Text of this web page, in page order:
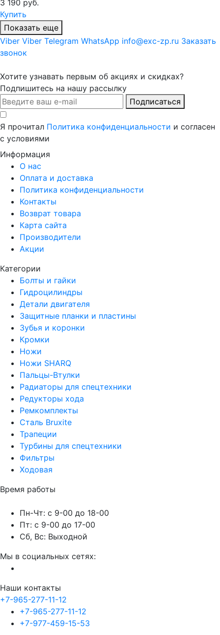
3 190 руб.
Купить
Показать еще
Viber Viber Telegram WhatsApp info@exc-zp.ru Заказать
звонок
Хотите узнавать первым об акциях и скидках?
Подпишитесь на нашу рассылку
Подписаться
Я прочитал Политика конфиденциальности и согласен
с условиями
Информация
О нас
Оплата и доставка
Политика конфиденциальности
Контакты
Возврат товара
Карта сайта
Производители
Акции
Категории
Болты и гайки
Гидроцилиндры
Детали двигателя
Защитные планки и пластины
Зубья и коронки
Кромки
Ножи
Ножи SHARQ
Пальцы-Втулки
Радиаторы для спецтехники
Редукторы хода
Ремкомплекты
Сталь Bruxite
Трапеции
Турбины для спецтехники
Фильтры
Ходовая
Время работы
Пн-Чт: с 9-00 до 18-00
Пт: с 9-00 до 17-00
Сб, Вс: Выходной
Мы в социальных сетях:
Наши контакты
+7-965-277-11-12
+7-965-277-11-12
+7-977-459-15-53